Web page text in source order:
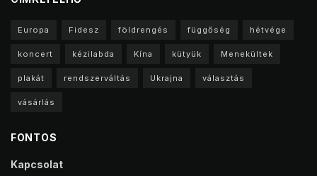
Europa Fidesz földrengés függőség hétvége
koncert kézilabda Kína kütyük Menekültek
plakát rendszerváltás Ukrajna választás
vásárlás
FONTOS
Kapcsolat